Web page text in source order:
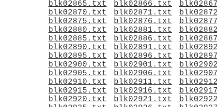
blk02865.txt
blk02866.txt
blk02870.txt
blk02871.txt
blk02875.txt
blk02876.txt
blk02880.txt
blk02881.txt
blk02885.txt
blk02886.txt
blk02890.txt
blk02891.txt
blk02895.txt
blk02896.txt
blk02900.txt
blk02901.txt
blk02905.txt
blk02906.txt
blk02910.txt
blk02911.txt
blk02915.txt
blk02916.txt
blk02920.txt
blk02921.txt